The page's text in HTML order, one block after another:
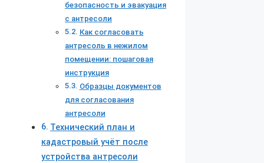
безопасность и эвакуация
с антресоли
Как согласовать
антресоль в нежилом
помещении: пошаговая
инструкция
Образцы документов
для согласования
антресоли
Технический план и
кадастровый учёт после
устройства антресоли